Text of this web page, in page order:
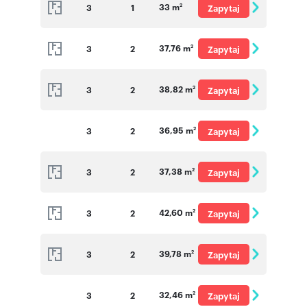
3 1 33 m2
Zapytaj
3 2 37,76 m2
Zapytaj
3 2 38,82 m2
Zapytaj
3 2 36,95 m2
Zapytaj
3 2 37,38 m2
Zapytaj
3 2 42,60 m2
Zapytaj
3 2 39,78 m2
Zapytaj
3 2 32,46 m2 Zapytaj